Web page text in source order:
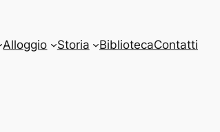
Alloggio Storia BibliotecaContatti